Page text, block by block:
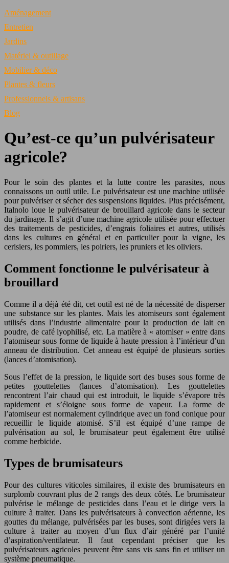
Aménagement
Entretien
Jardins
Matériel & outillage
Mobilier & déco
Plantes & fleurs
Professionnels & artisans
Blog
Qu’est-ce qu’un pulvérisateur
agricole?
Pour le soin des plantes et la lutte contre les parasites, nous
connaissons un outil utile. Le pulvérisateur est une machine utilisée
pour pulvériser et sécher des suspensions liquides. Plus précisément,
Italnolo loue le pulvérisateur de brouillard agricole dans le secteur
du jardinage. Il s’agit d’une machine agricole utilisée pour effectuer
des traitements de pesticides, d’engrais foliaires et autres, utilisés
dans les cultures en général et en particulier pour la vigne, les
cerisiers, les pommiers, les poiriers, les pruniers et les oliviers.
Comment fonctionne le pulvérisateur à
brouillard
Comme il a déjà été dit, cet outil est né de la nécessité de disperser
une substance sur les plantes. Mais les atomiseurs sont également
utilisés dans l’industrie alimentaire pour la production de lait en
poudre, de café lyophilisé, etc. La matière à « atomiser » entre dans
l’atomiseur sous forme de liquide à haute pression à l’intérieur d’un
anneau de distribution. Cet anneau est équipé de plusieurs sorties
(lances d’atomisation).
Sous l’effet de la pression, le liquide sort des buses sous forme de
petites gouttelettes (lances d’atomisation). Les gouttelettes
rencontrent l’air chaud qui est introduit, le liquide s’évapore très
rapidement et s’éloigne sous forme de vapeur. La forme de
l’atomiseur est normalement cylindrique avec un fond conique pour
recueillir le liquide atomisé. S’il est équipé d’une rampe de
pulvérisation au sol, le brumisateur peut également être utilisé
comme herbicide.
Types de brumisateurs
Pour des cultures viticoles similaires, il existe des brumisateurs en
surplomb couvrant plus de 2 rangs des deux côtés. Le brumisateur
pulvérise le mélange de pesticides dans l’eau et le dirige vers la
culture à traiter. Dans les pulvérisateurs à convection aérienne, les
gouttes du mélange, pulvérisées par les buses, sont dirigées vers la
culture à traiter au moyen d’un flux d’air généré par l’unité
d’aspiration/ventilateur. Il faut cependant préciser que les
pulvérisateurs agricoles peuvent être sans vis sans fin et utiliser un
système pneumatique.